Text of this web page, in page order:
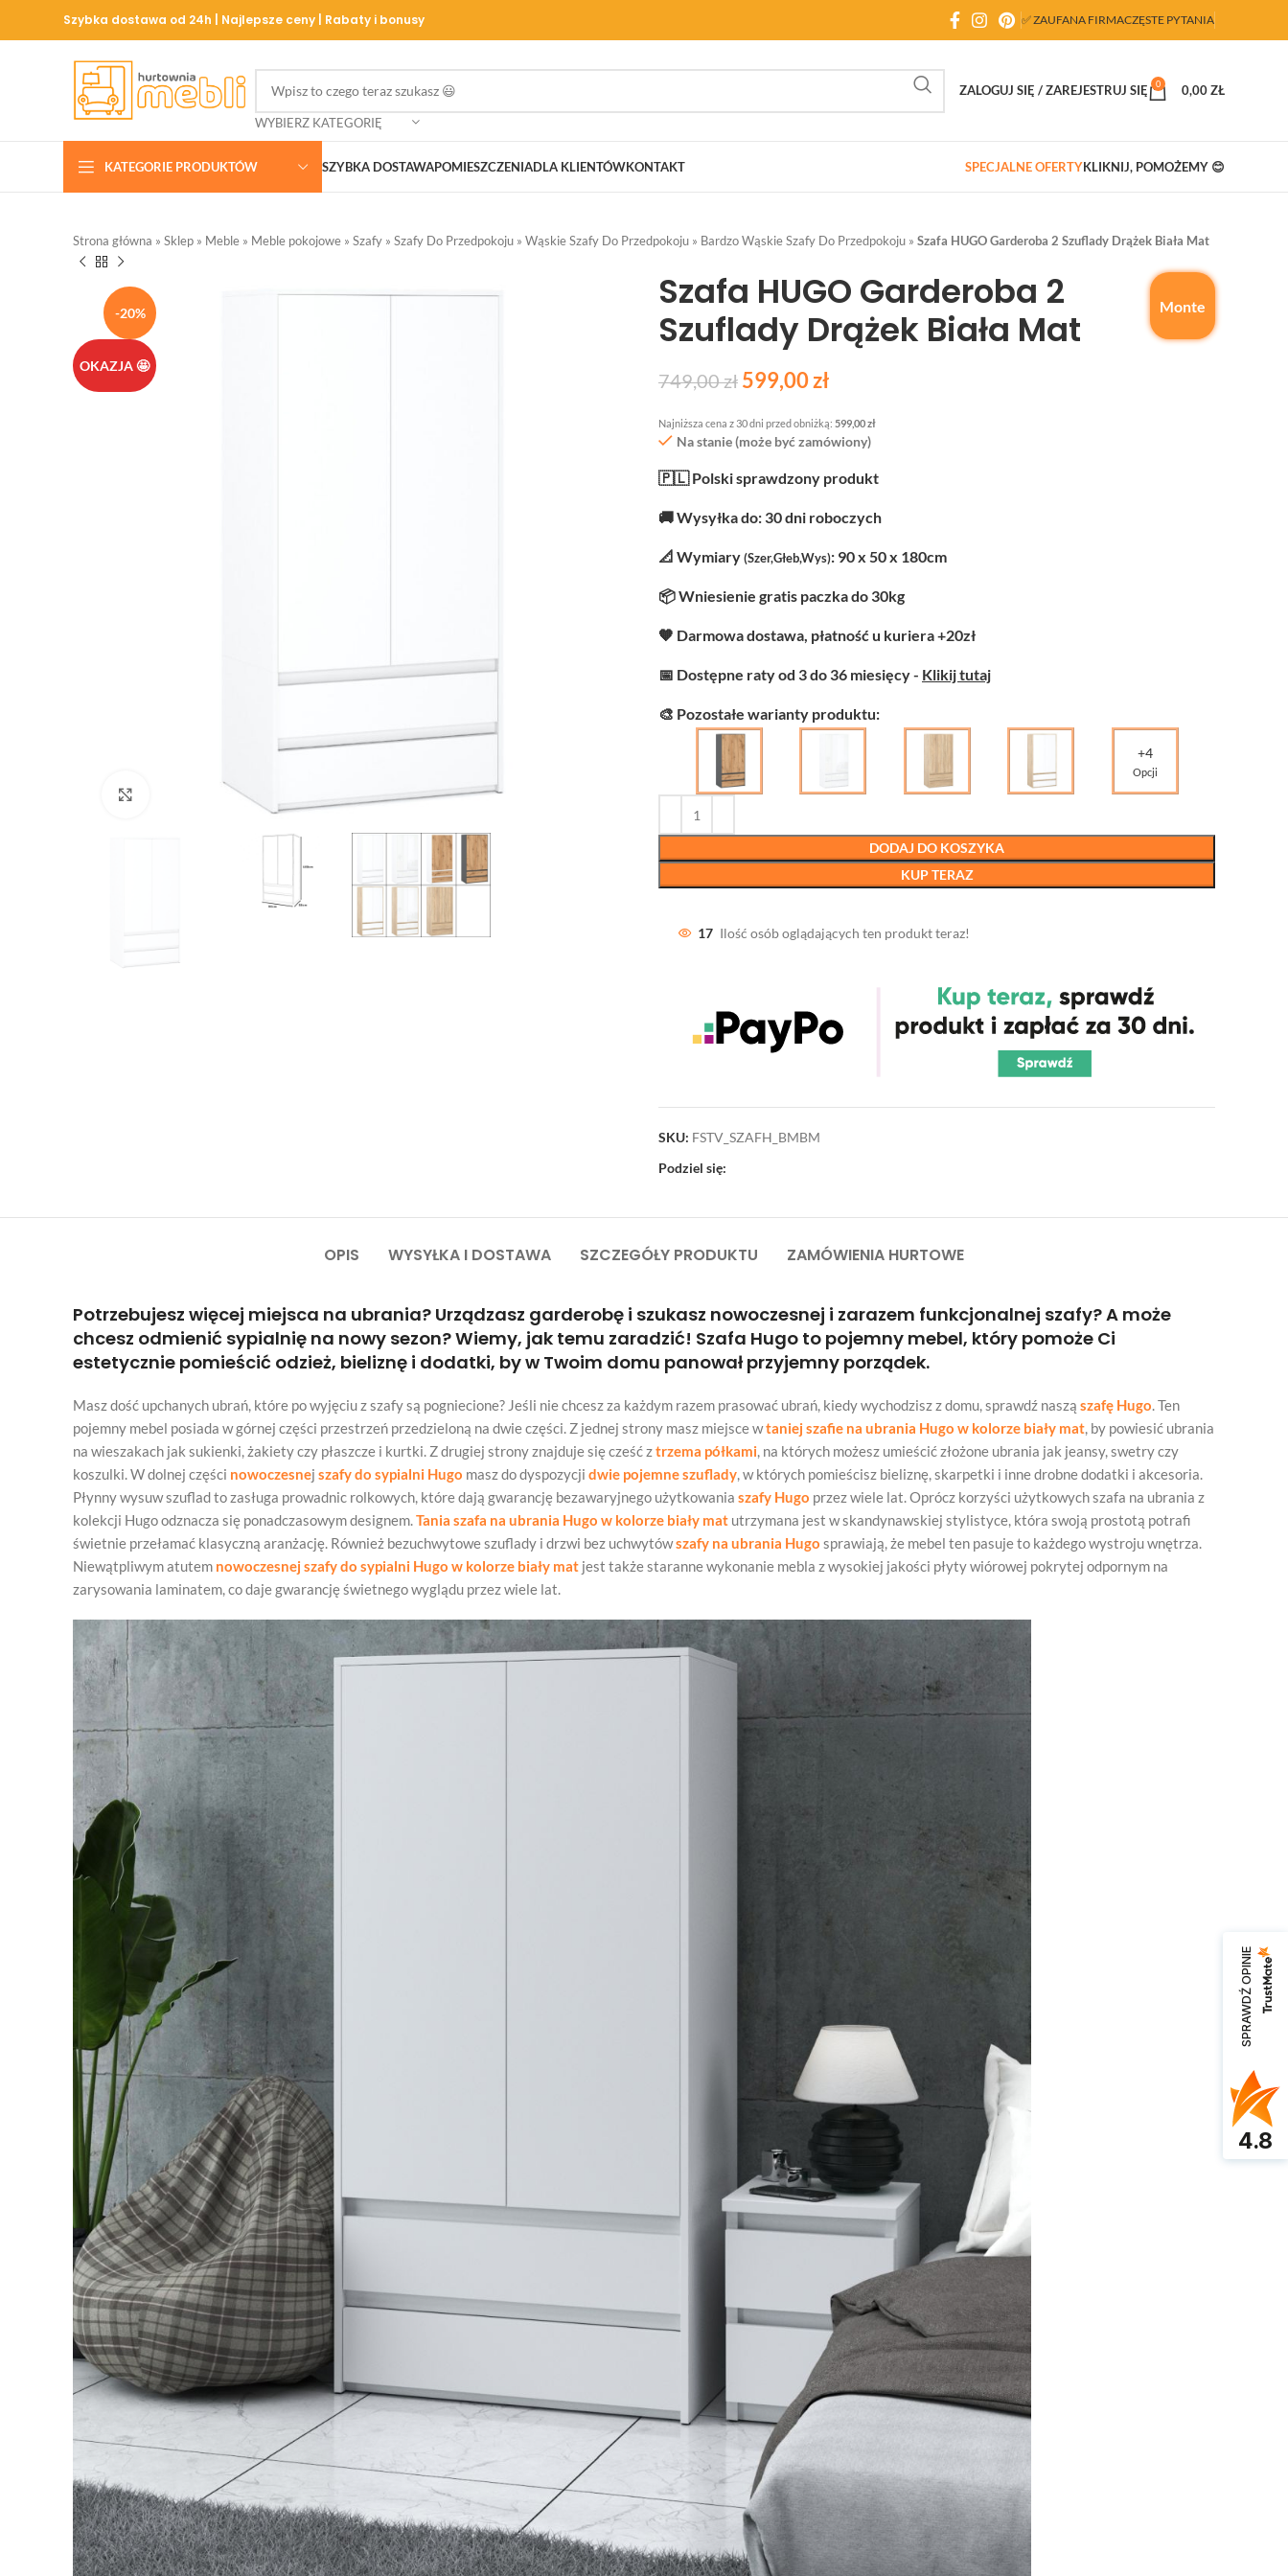
Szybka dostawa od 24h | Najlepsze ceny | Rabaty i bonusy ✅ ZAUFANA FIRMACZĘSTE PYTANIA
WYBIERZ KATEGORIĘ
ZALOGUJ SIĘ / ZAREJESTRUJ SIĘ 0 0,00ZŁ
KATEGORIE PRODUKTÓW SZYBKA DOSTAWAPOMIESZCZENIADLA KLIENTÓWKONTAKT SPECJALNE OFERTYKLIKNIJ, POMOŻEMY 😊
Strona główna » Sklep » Meble » Meble pokojowe » Szafy » Szafy Do Przedpokoju » Wąskie Szafy Do Przedpokoju » Bardzo Wąskie Szafy Do Przedpokoju » Szafa HUGO Garderoba 2 Szuflady Drążek Biała Mat
-20%
OKAZJA 🤩
Kliknij, aby powiększyć
Monte
Szafa HUGO Garderoba 2
Szuflady Drążek Biała Mat
749,00zł 599,00zł
Najniższa cena z 30 dni przed obniżką: 599,00zł
Na stanie (może być zamówiony)
🇵🇱 Polski sprawdzony produkt
🚚 Wysyłka do: 30 dni roboczych
📐 Wymiary(Szer,Głeb,Wys): 90 x 50 x 180cm
📦 Wniesienie gratis paczka do 30kg
🧡 Darmowa dostawa, płatność u kuriera +20zł
📅 Dostępne raty od 3 do 36 miesięcy - Klikij tutaj
🎨 Pozostałe warianty produktu:
+4
Opcji
DODAJ DO KOSZYKA
KUP TERAZ
17 Ilość osób oglądających ten produkt teraz!
SKU: FSTV_SZAFH_BMBM
Podziel się:
OPIS WYSYŁKA I DOSTAWA SZCZEGÓŁY PRODUKTU ZAMÓWIENIA HURTOWE
Potrzebujesz więcej miejsca na ubrania? Urządzasz garderobę i szukasz nowoczesnej i zarazem funkcjonalnej szafy? A może
chcesz odmienić sypialnię na nowy sezon? Wiemy, jak temu zaradzić! Szafa Hugo to pojemny mebel, który pomoże Ci
estetycznie pomieścić odzież, bieliznę i dodatki, by w Twoim domu panował przyjemny porządek.
Masz dość upchanych ubrań, które po wyjęciu z szafy są pogniecione? Jeśli nie chcesz za każdym razem prasować ubrań, kiedy wychodzisz z domu, sprawdź naszą szafę Hugo. Ten
pojemny mebel posiada w górnej części przestrzeń przedzieloną na dwie części. Z jednej strony masz miejsce wtaniej szafie na ubrania Hugo w kolorze biały mat, by powiesić ubrania
na wieszakach jak sukienki, żakiety czy płaszcze i kurtki. Z drugiej strony znajduje się cześć ztrzema półkami, na których możesz umieścić złożone ubrania jak jeansy, swetry czy
koszulki. W dolnej części nowoczesnej szafy do sypialni Hugo masz do dyspozycji dwie pojemne szuflady, w których pomieścisz bieliznę, skarpetki i inne drobne dodatki i akcesoria.
Płynny wysuw szuflad to zasługa prowadnic rolkowych, które dają gwarancję bezawaryjnego użytkowania szafy Hugo przez wiele lat. Oprócz korzyści użytkowych szafa na ubrania z
kolekcji Hugo odznacza się ponadczasowym designem.Tania szafa na ubrania Hugo w kolorze biały mat utrzymana jest w skandynawskiej stylistyce, która swoją prostotą potrafi
świetnie przełamać klasyczną aranżację. Również bezuchwytowe szuflady i drzwi bez uchwytówszafy na ubrania Hugo sprawiają, że mebel ten pasuje to każdego wystroju wnętrza.
Niewątpliwym atutem nowoczesnej szafy do sypialni Hugo w kolorze biały mat jest także staranne wykonanie mebla z wysokiej jakości płyty wiórowej pokrytej odpornym na
zarysowania laminatem, co daje gwarancję świetnego wyglądu przez wiele lat.
SPRAWDŹ OPINIE
4.8